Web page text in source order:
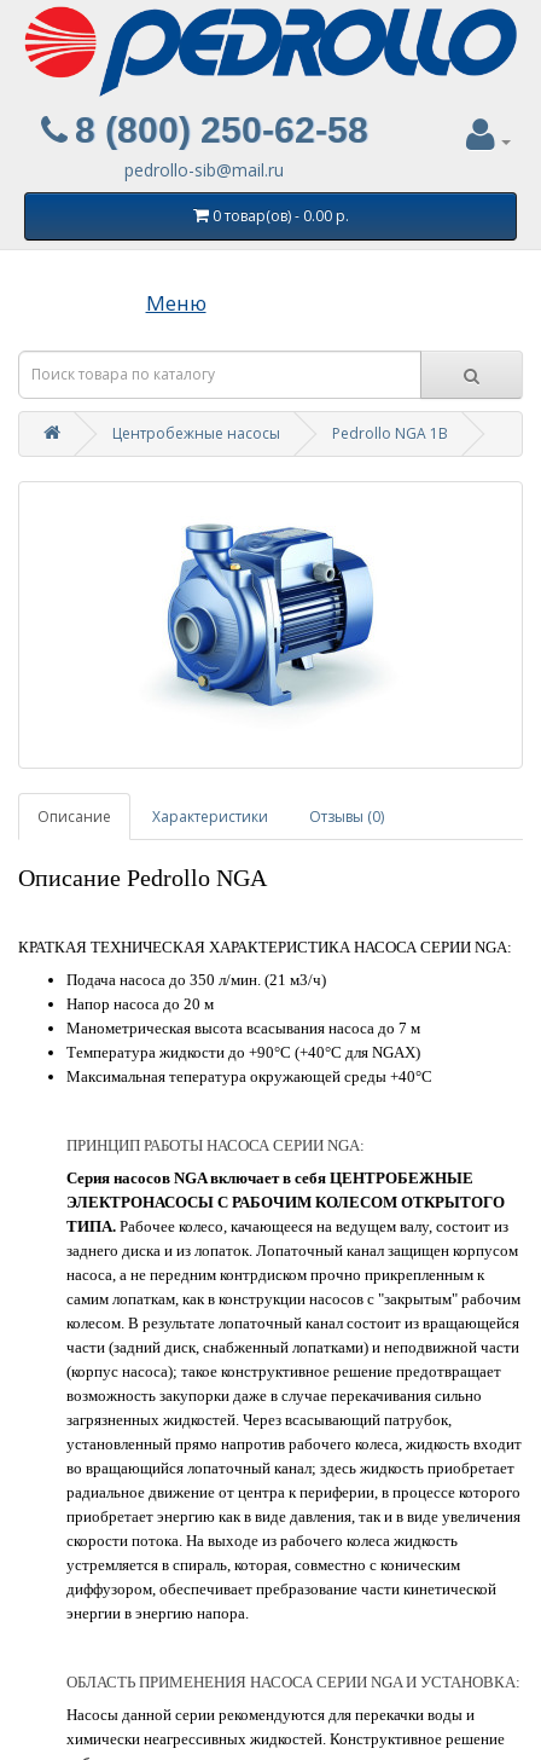
8 (800) 250-62-58
pedrollo-sib@mail.ru
0 товар(ов) - 0.00 р.
Меню
Центробежные насосы Pedrollo NGA 1B
Описание Характеристики Отзывы (0)
Описание Pedrollo NGA
КРАТКАЯ ТЕХНИЧЕСКАЯ ХАРАКТЕРИСТИКА НАСОСА СЕРИИ NGA:
Подача насоса до 350 л/мин. (21 м3/ч)
Напор насоса до 20 м
Манометрическая высота всасывания насоса до 7 м
Температура жидкости до +90°C (+40°C для NGAX)
Максимальная тепература окружающей среды +40°С
ПРИНЦИП РАБОТЫ НАСОСА СЕРИИ NGA:
Серия насосов NGA включает в себя ЦЕНТРОБЕЖНЫЕ
ЭЛЕКТРОНАСОСЫ С РАБОЧИМ КОЛЕСОМ ОТКРЫТОГО
ТИПА. Рабочее колесо, качающееся на ведущем валу, состоит из
заднего диска и из лопаток. Лопаточный канал защищен корпусом
насоса, а не передним контрдиском прочно прикрепленным к
самим лопаткам, как в конструкции насосов с "закрытым" рабочим
колесом. В результате лопаточный канал состоит из вращающейся
части (задний диск, снабженный лопатками) и неподвижной части
(корпус насоса); такое конструктивное решение предотвращает
возможность закупорки даже в случае перекачивания сильно
загрязненных жидкостей. Через всасывающий патрубок,
установленный прямо напротив рабочего колеса, жидкость входит
во вращающийся лопаточный канал; здесь жидкость приобретает
радиальное движение от центра к периферии, в процессе которого
приобретает энергию как в виде давления, так и в виде увеличения
скорости потока. На выходе из рабочего колеса жидкость
устремляется в спираль, которая, совместно с коническим
диффузором, обеспечивает пребразование части кинетической
энергии в энергию напора.
ОБЛАСТЬ ПРИМЕНЕНИЯ НАСОСА СЕРИИ NGA И УСТАНОВКА:
Насосы данной серии рекомендуются для перекачки воды и
химически неагрессивных жидкостей. Конструктивное решение